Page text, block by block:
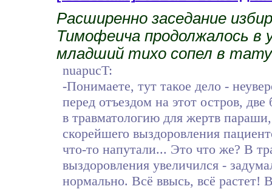
Расширенно заседание
Тимофеича продолжалось в
младший тихо сопел в
nuapucT:
-Понимаете, тут такое дело -
перед отъездом на этот остров,
в травматологию для жертв
скорейшего выздоровления
что-то напутали... Это что же? В
выздоровления увеличился -
нормально. Всё ввысь, всё растет!